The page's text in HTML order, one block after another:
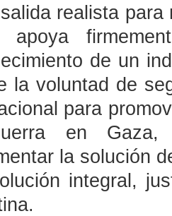
realista
apoya
de un
la voluntad de
para
en Gaza,
la solución
integral,